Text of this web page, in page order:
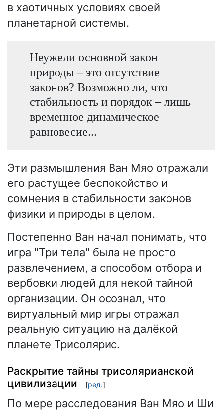
в хаотичных условиях своей
планетарной системы.
Неужели основной закон
природы – это отсутствие
законов? Возможно ли, что
стабильность и порядок – лишь
временное динамическое
равновесие...
Эти размышления Ван Мяо отражали
его растущее беспокойство и
сомнения в стабильности законов
физики и природы в целом.
Постепенно Ван начал понимать, что
игра "Три тела" была не просто
развлечением, а способом отбора и
вербовки людей для некой тайной
организации. Он осознал, что
виртуальный мир игры отражал
реальную ситуацию на далёкой
планете Трисолярис.
Раскрытие тайны трисолярианской
цивилизации
[ред.]
По мере расследования Ван Мяо и Ши